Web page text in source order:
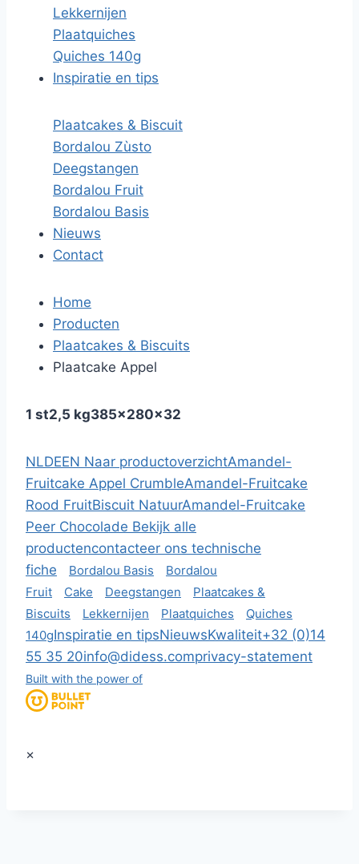
Lekkernijen
Plaatquiches
Quiches 140g
Inspiratie en tips
Plaatcakes & Biscuit
Bordalou Zùsto
Deegstangen
Bordalou Fruit
Bordalou Basis
Nieuws
Contact
Home
Producten
Plaatcakes & Biscuits
Plaatcake Appel
1 st2,5 kg385x280x32
NLDEEN Naar productoverzichtAmandel-
Fruitcake Appel CrumbleAmandel-Fruitcake
Rood FruitBiscuit NatuurAmandel-Fruitcake
Peer Chocolade Bekijk alle
productencontacteer ons technische
fiche
Bordalou Basis
Bordalou
Fruit
Cake Deegstangen
Plaatcakes &
Biscuits
Lekkernijen Plaatquiches
Quiches
140gInspiratie en tipsNieuwsKwaliteit+32 (0)14
55 35 20info@didess.comprivacy-statement
Built with the power of
×